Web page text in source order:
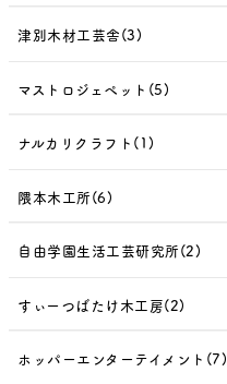
津別木材工芸舎(3)
マストロジェペット(5)
ナルカリクラフト(1)
隈本木工所(6)
自由学園生活工芸研究所(2)
すぃーつばたけ木工房(2)
ホッパーエンターテイメント(7)